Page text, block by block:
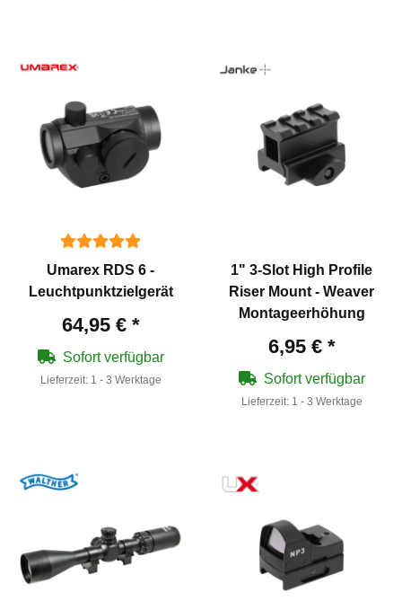
Umarex RDS 6 -
Leuchtpunktzielgerät
64,95 € *
Sofort verfügbar
Lieferzeit: 1 - 3 Werktage
1" 3-Slot High Profile
Riser Mount - Weaver
Montageerhöhung
6,95 € *
Sofort verfügbar
Lieferzeit: 1 - 3 Werktage